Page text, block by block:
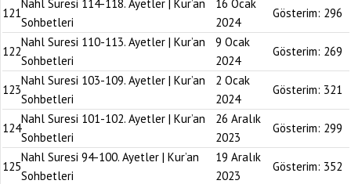
121
Nahl Suresi 114-118. Ayetler | Kur’an
Sohbetleri
16 Ocak
2024
Gösterim: 296
122
Nahl Suresi 110-113. Ayetler | Kur’an
Sohbetleri
9 Ocak
2024
Gösterim: 269
123
Nahl Suresi 103-109. Ayetler | Kur’an
Sohbetleri
2 Ocak
2024
Gösterim: 321
124
Nahl Suresi 101-102. Ayetler | Kur’an
Sohbetleri
26 Aralık
2023
Gösterim: 299
125
Nahl Suresi 94-100. Ayetler | Kur’an
Sohbetleri
19 Aralık
2023
Gösterim: 352